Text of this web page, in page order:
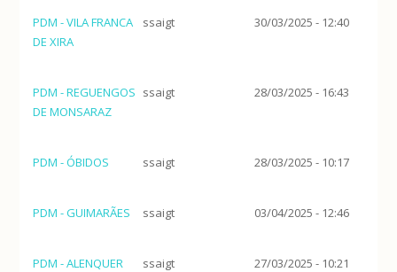
PDM - VILA FRANCA
DE XIRA
ssaigt 30/03/2025 - 12:40
PDM - REGUENGOS
DE MONSARAZ
ssaigt 28/03/2025 - 16:43
PDM - ÓBIDOS ssaigt 28/03/2025 - 10:17
PDM - GUIMARÃES ssaigt 03/04/2025 - 12:46
PDM - ALENQUER ssaigt 27/03/2025 - 10:21